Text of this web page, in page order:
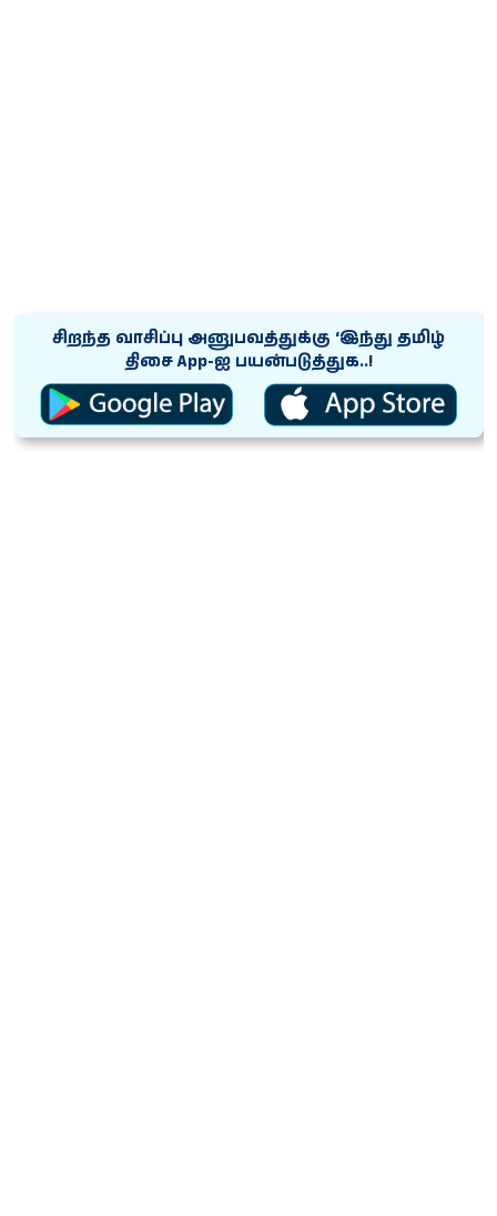
சிறந்த வாசிப்பு அனுபவத்துக்கு ‘இந்து தமிழ்
திசை App-ஐ பயன்படுத்துக..!